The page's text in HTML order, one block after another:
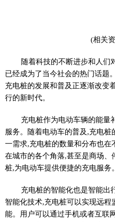
(相关
随着科技的不断进步和人们
已经成为了当今社会的热门话题
充电桩的发展和普及正逐渐改变
行的新时代。
充电桩作为电动车辆的能量
服务。随着电动车的普及,充电
一需求,充电桩的数量和分布也在
在城市的各个角落,甚至是商场
桩,为电动车提供便捷的充电服务。
充电桩的智能化也是智能出
智能化技术,充电桩可以实现远
能。用户可以通过手机或者互联